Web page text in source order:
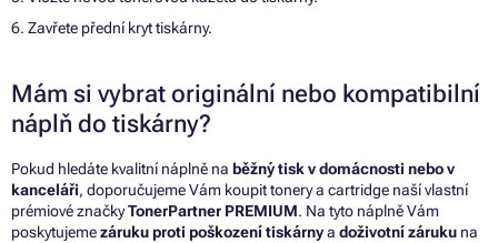
6. Zavřete přední kryt tiskárny.
Mám si vybrat originální nebo kompatibilní
náplň do tiskárny?
Pokud hledáte kvalitní náplně na běžný tisk v domácnosti nebo v
kanceláři, doporučujeme Vám koupit tonery a cartridge naší vlastní
prémiové značkyTonerPartner PREMIUM. Na tyto náplně Vám
poskytujemezáruku proti poškození tiskárnya doživotní záruku na